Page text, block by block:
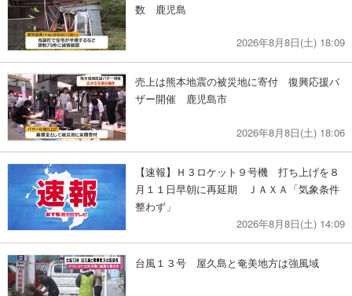
数 鹿児島
2026年8月8日(土) 18:09
売上は熊本地震の被災地に寄付 復興応援バ
ザー開催 鹿児島市
2026年8月8日(土) 18:06
【速報】Ｈ３ロケット９号機 打ち上げを８
月１１日早朝に再延期 ＪＡＸＡ「気象条件
整わず」
2026年8月8日(土) 14:09
台風１３号 屋久島と奄美地方は強風域